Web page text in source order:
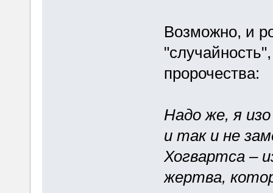
Возможно, и
пророчества:
Надо же, я
и так и не
Хогвартса –
жертва,